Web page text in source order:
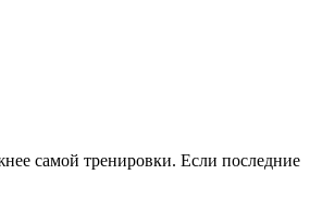
самой тренировки. Если последние